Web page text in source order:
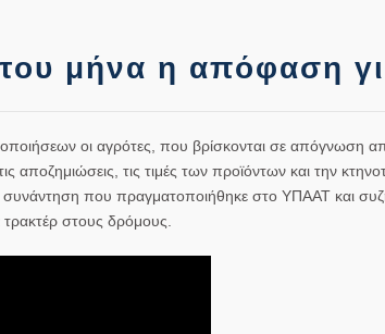
μήνα η απόφαση
οι αγρότες, που βρίσκονται σε απόγνωση
αποζημιώσεις, τις τιμές των προϊόντων και την
συνάντηση που πραγματοποιήθηκε στο ΥΠΑΑΤ και
στους δρόμους.